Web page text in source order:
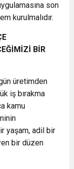
son
kurulmalıdır.
BİR
üretimden
iş bırakma
kamu
yaşam, adil bir
bir düzen